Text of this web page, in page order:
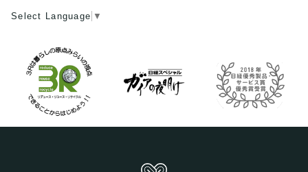
Select Language ▼